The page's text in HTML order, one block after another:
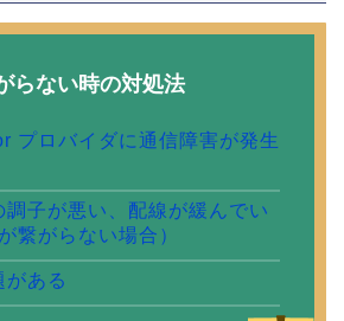
らない時の対処法
プロバイダに通信障害が発生
調子が悪い、配線が緩んでい
繋がらない場合）
がある